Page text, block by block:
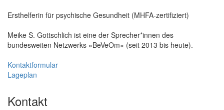
Ersthelferin für psychische Gesundheit (MHFA-zertifiziert)
Meike S. Gottschlich ist eine der Sprecher*innen des
bundesweiten Netzwerks »BeVeOm« (seit 2013 bis heute).
Kontaktformular
Lageplan
Kontakt